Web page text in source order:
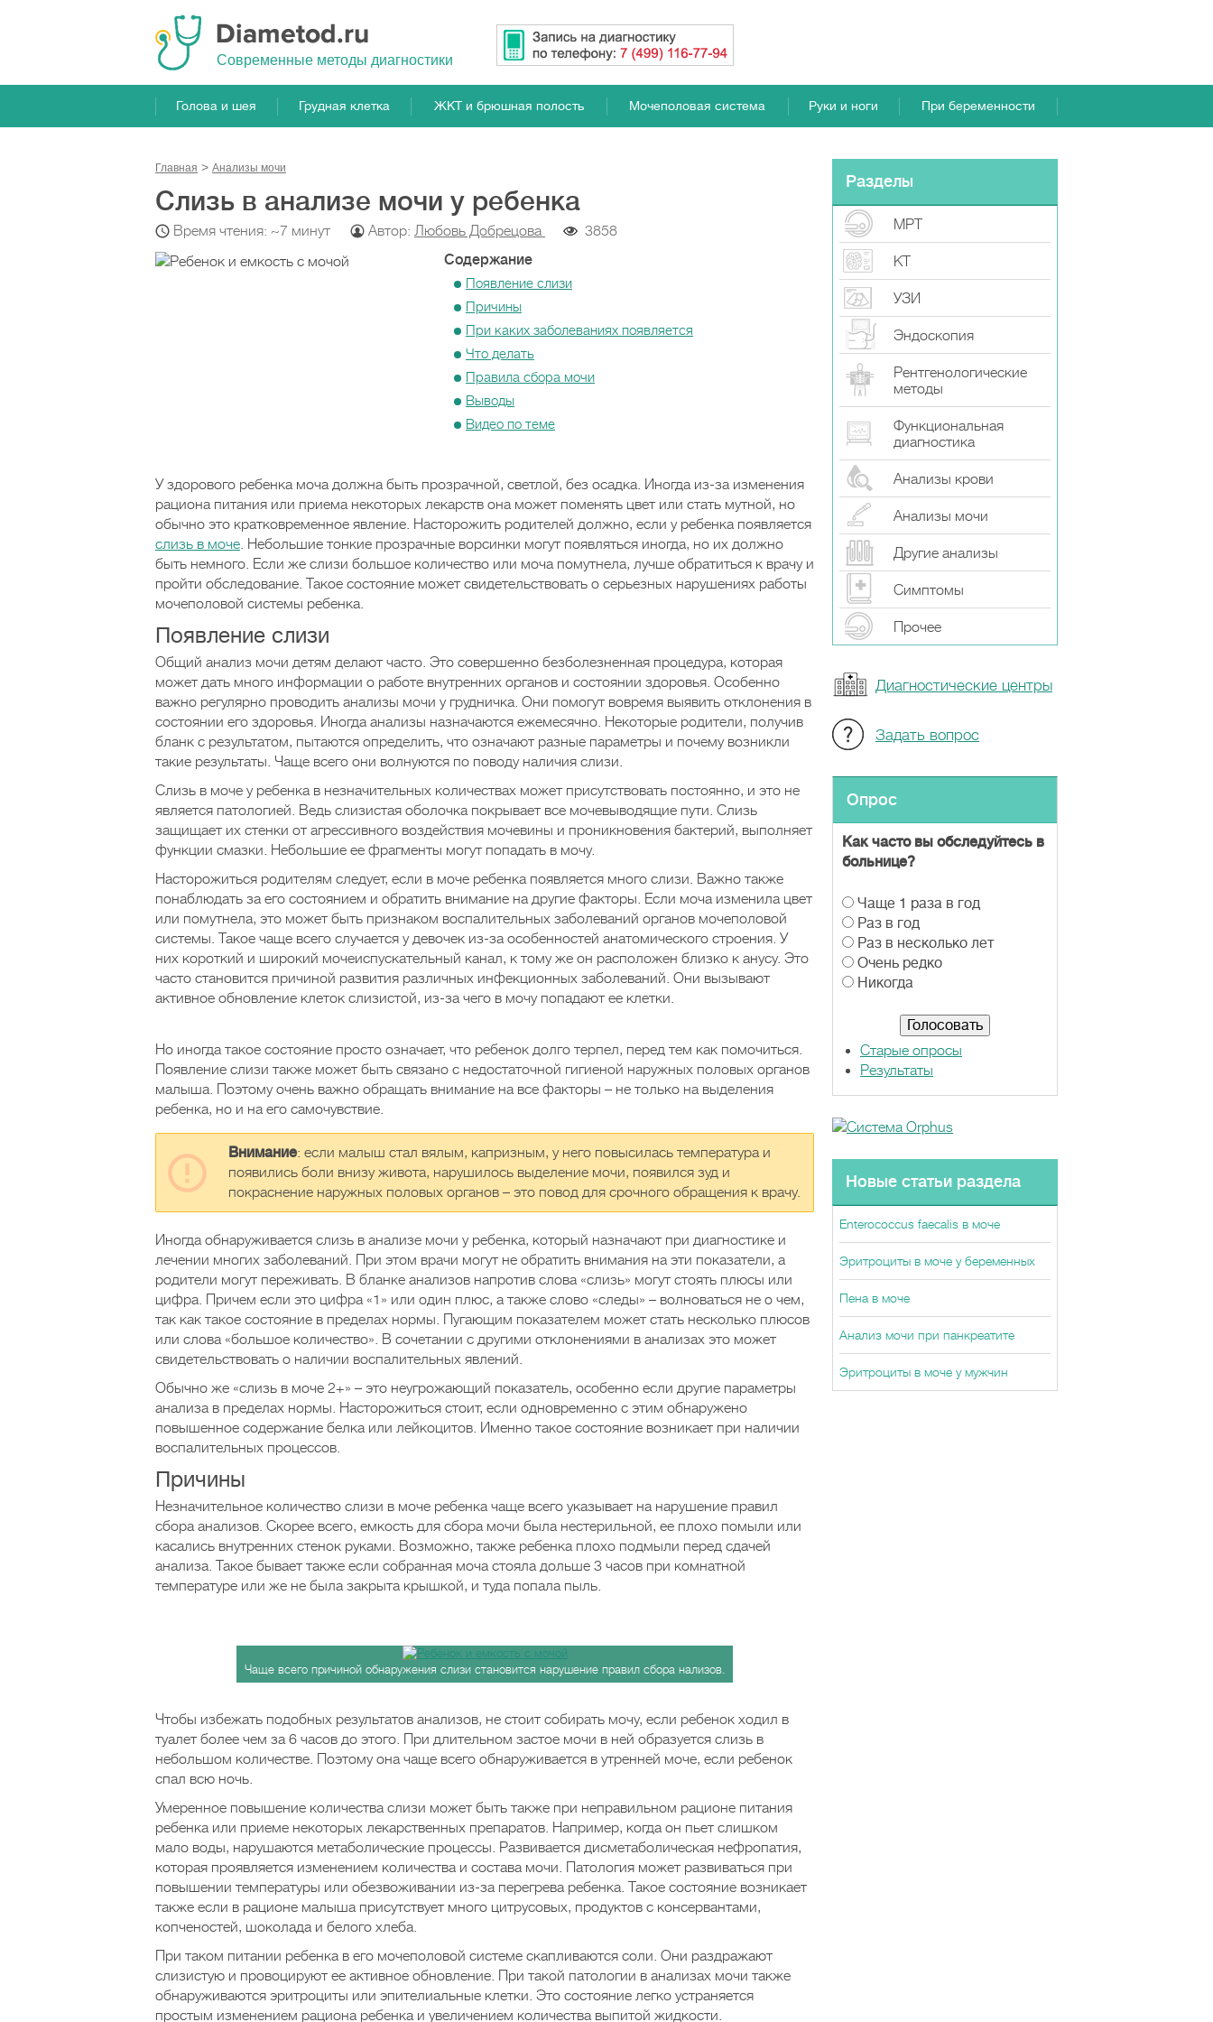
Cовременные методы диагностики
Голова и шея Грудная клетка ЖКТ и брюшная полость Мочеполовая система Руки и ноги При беременности
Главная Анализы мочи
Слизь в анализе мочи у ребенка
Время чтения: ~7 минут Автор: Любовь Добрецова
3858
Содержание
Появление слизи
Причины
При каких заболеваниях появляется
Что делать
Правила сбора мочи
Выводы
Видео по теме
У здорового ребенка моча должна быть прозрачной, светлой, без осадка. Иногда из-за изменения
рациона питания или приема некоторых лекарств она может поменять цвет или стать мутной, но
обычно это кратковременное явление. Насторожить родителей должно, если у ребенка появляется
слизь в моче. Небольшие тонкие прозрачные ворсинки могут появляться иногда, но их должно
быть немного. Если же слизи большое количество или моча помутнела, лучше обратиться к врачу и
пройти обследование. Такое состояние может свидетельствовать о серьезных нарушениях работы
мочеполовой системы ребенка.
Появление слизи
Общий анализ мочи детям делают часто. Это совершенно безболезненная процедура, которая
может дать много информации о работе внутренних органов и состоянии здоровья. Особенно
важно регулярно проводить анализы мочи у грудничка. Они помогут вовремя выявить отклонения в
состоянии его здоровья. Иногда анализы назначаются ежемесячно. Некоторые родители, получив
бланк с результатом, пытаются определить, что означают разные параметры и почему возникли
такие результаты. Чаще всего они волнуются по поводу наличия слизи.
Слизь в моче у ребенка в незначительных количествах может присутствовать постоянно, и это не
является патологией. Ведь слизистая оболочка покрывает все мочевыводящие пути. Слизь
защищает их стенки от агрессивного воздействия мочевины и проникновения бактерий, выполняет
функции смазки. Небольшие ее фрагменты могут попадать в мочу.
Насторожиться родителям следует, если в моче ребенка появляется много слизи. Важно также
понаблюдать за его состоянием и обратить внимание на другие факторы. Если моча изменила цвет
или помутнела, это может быть признаком воспалительных заболеваний органов мочеполовой
системы. Такое чаще всего случается у девочек из-за особенностей анатомического строения. У
них короткий и широкий мочеиспускательный канал, к тому же он расположен близко к анусу. Это
часто становится причиной развития различных инфекционных заболеваний. Они вызывают
активное обновление клеток слизистой, из-за чего в мочу попадают ее клетки.
Но иногда такое состояние просто означает, что ребенок долго терпел, перед тем как помочиться.
Появление слизи также может быть связано с недостаточной гигиеной наружных половых органов
малыша. Поэтому очень важно обращать внимание на все факторы – не только на выделения
ребенка, но и на его самочувствие.
Внимание: если малыш стал вялым, капризным, у него повысилась температура и
появились боли внизу живота, нарушилось выделение мочи, появился зуд и
покраснение наружных половых органов – это повод для срочного обращения к врачу.
Иногда обнаруживается слизь в анализе мочи у ребенка, который назначают при диагностике и
лечении многих заболеваний. При этом врачи могут не обратить внимания на эти показатели, а
родители могут переживать. В бланке анализов напротив слова «слизь» могут стоять плюсы или
цифра. Причем если это цифра «1» или один плюс, а также слово «следы» – волноваться не о чем,
так как такое состояние в пределах нормы. Пугающим показателем может стать несколько плюсов
или слова «большое количество». В сочетании с другими отклонениями в анализах это может
свидетельствовать о наличии воспалительных явлений.
Обычно же «слизь в моче 2+» – это неугрожающий показатель, особенно если другие параметры
анализа в пределах нормы. Насторожиться стоит, если одновременно с этим обнаружено
повышенное содержание белка или лейкоцитов. Именно такое состояние возникает при наличии
воспалительных процессов.
Причины
Незначительное количество слизи в моче ребенка чаще всего указывает на нарушение правил
сбора анализов. Скорее всего, емкость для сбора мочи была нестерильной, ее плохо помыли или
касались внутренних стенок руками. Возможно, также ребенка плохо подмыли перед сдачей
анализа. Такое бывает также если собранная моча стояла дольше 3 часов при комнатной
температуре или же не была закрыта крышкой, и туда попала пыль.
Чаще всего причиной обнаружения слизи становится нарушение правил сбора нализов.
Чтобы избежать подобных результатов анализов, не стоит собирать мочу, если ребенок ходил в
туалет более чем за 6 часов до этого. При длительном застое мочи в ней образуется слизь в
небольшом количестве. Поэтому она чаще всего обнаруживается в утренней моче, если ребенок
спал всю ночь.
Умеренное повышение количества слизи может быть также при неправильном рационе питания
ребенка или приеме некоторых лекарственных препаратов. Например, когда он пьет слишком
мало воды, нарушаются метаболические процессы. Развивается дисметаболическая нефропатия,
которая проявляется изменением количества и состава мочи. Патология может развиваться при
повышении температуры или обезвоживании из-за перегрева ребенка. Такое состояние возникает
также если в рационе малыша присутствует много цитрусовых, продуктов с консервантами,
копченостей, шоколада и белого хлеба.
При таком питании ребенка в его мочеполовой системе скапливаются соли. Они раздражают
слизистую и провоцируют ее активное обновление. При такой патологии в анализах мочи также
обнаруживаются эритроциты или эпителиальные клетки. Это состояние легко устраняется
простым изменением рациона ребенка и увеличением количества выпитой жидкости.
Разделы
МРТ
КТ
УЗИ
Эндоскопия
Рентгенологические
методы
Функциональная
диагностика
Анализы крови
Анализы мочи
Другие анализы
Симптомы
Прочeе
Диагностические центры
Задать вопрос
Опрос
Как часто вы обследуйтесь в
больнице?
В
а
р
и
а
Чаще 1 раза в год
Раз в год
Раз в несколько лет
Очень редко
Никогда
Старые опросы
Результаты
Новые статьи раздела
Enterococcus faecalis в моче
Эритроциты в моче у беременных
Пена в моче
Анализ мочи при панкреатите
Эритроциты в моче у мужчин